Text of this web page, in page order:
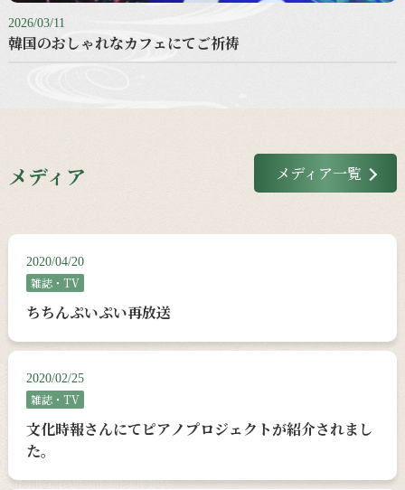
2026/03/11
韓国のおしゃれなカフェにてご祈祷
メディア メディア一覧
2020/04/20
雑誌・TV
ちちんぷいぷい再放送
2020/02/25
雑誌・TV
文化時報さんにてピアノプロジェクトが紹介されまし
た。